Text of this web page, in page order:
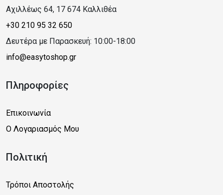
Αχιλλέως 64, 17 674 Καλλιθέα
+30 210 95 32 650
Δευτέρα με Παρασκευή: 10:00-18:00
info@easytoshop.gr
Πληροφορίες
Επικοινωνία
Ο Λογαριασμός Μου
Πολιτική
Τρόποι Αποστολής